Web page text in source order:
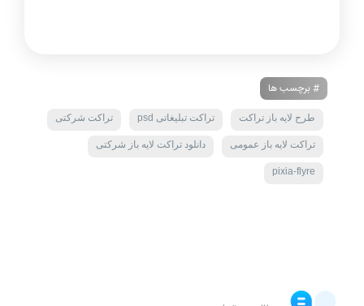
# برچسب ها
طرح لایه باز تراکت تراکت تبلیغاتی psd تراکت شرکتی
تراکت لایه باز عمومی دانلود تراکت لایه باز شرکتی
pixia-flyre